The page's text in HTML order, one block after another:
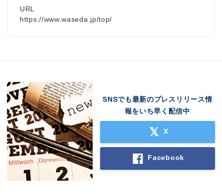
URL
https://www.waseda.jp/top/
SNSでも最新のプレスリリース情
報をいち早く配信中
X
Facebook